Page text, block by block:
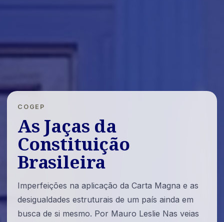
COGEP
As Jaças da
Constituição
Brasileira
Imperfeições na aplicação da Carta Magna e as
desigualdades estruturais de um país ainda em
busca de si mesmo. Por Mauro Leslie Nas veias